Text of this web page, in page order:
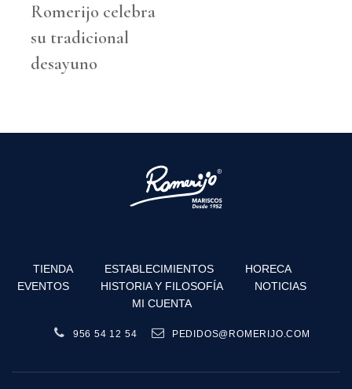
Romerijo celebra
su tradicional
desayuno
TIENDA ESTABLECIMIENTOS
HORECA
EVENTOS
HISTORIA Y FILOSOFÍA
NOTICIAS
MI CUENTA
956 54 12 54 PEDIDOS@ROMERIJO.COM